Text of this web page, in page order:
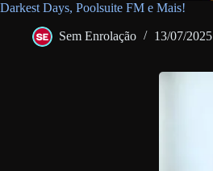
Darkest Days, Poolsuite FM e Mais!
Sem Enrolação 13/07/2025